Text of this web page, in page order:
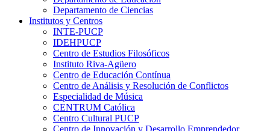
Departamento de Ciencias
Institutos y Centros
INTE-PUCP
IDEHPUCP
Centro de Estudios Filosóficos
Instituto Riva-Agüero
Centro de Educación Contínua
Centro de Análisis y Resolución de Conflictos
Especialidad de Música
CENTRUM Católica
Centro Cultural PUCP
Centro de Innovación y Desarrollo Emprendedor